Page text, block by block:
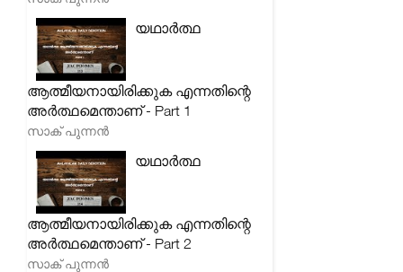
യഥാർത്ഥ
ആത്മീയനായിരിക്കുക എന്നതിന്റെ
അർത്ഥമെന്താണ് - Part 1
സാക് പുന്നൻ
യഥാർത്ഥ
ആത്മീയനായിരിക്കുക എന്നതിന്റെ
അർത്ഥമെന്താണ് - Part 2
സാക് പുന്നൻ